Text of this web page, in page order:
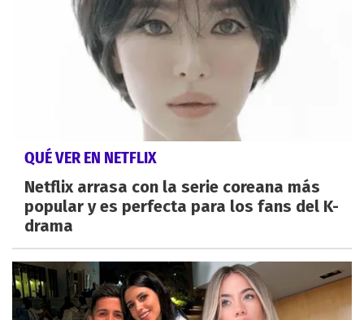
QUÉ VER EN NETFLIX
Netflix arrasa con la serie coreana más
popular y es perfecta para los fans del K-
drama